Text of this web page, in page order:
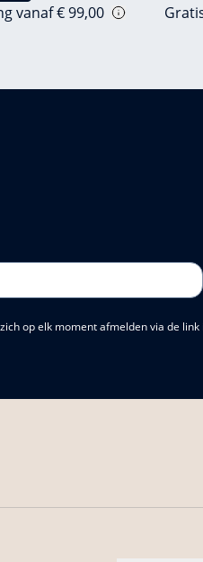
vanaf € 99,00
op elk moment afmelden via de